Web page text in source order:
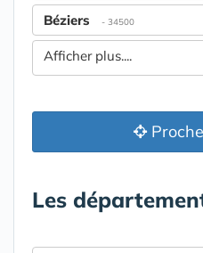
Béziers - 34500
Afficher plus....
Les